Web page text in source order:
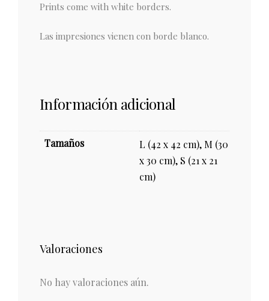
Prints come with white borders.
Las impresiones vienen con borde blanco.
Información adicional
Tamaños
L (42 x 42 cm), M (30
x 30 cm), S (21 x 21
cm)
Valoraciones
No hay valoraciones aún.